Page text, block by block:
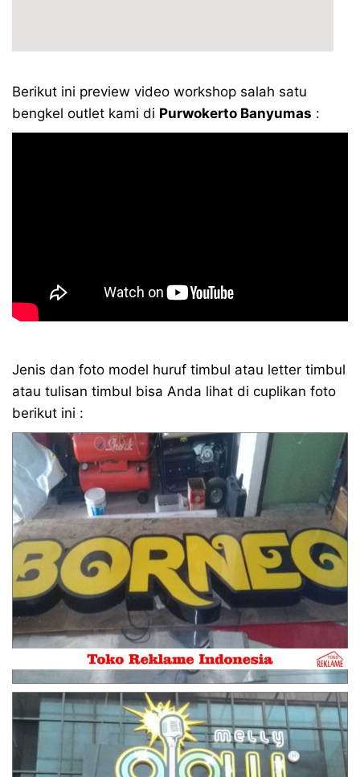
Berikut ini preview video workshop salah satu
bengkel outlet kami di Purwokerto Banyumas :
Jenis dan foto model huruf timbul atau letter timbul
atau tulisan timbul bisa Anda lihat di cuplikan foto
berikut ini :